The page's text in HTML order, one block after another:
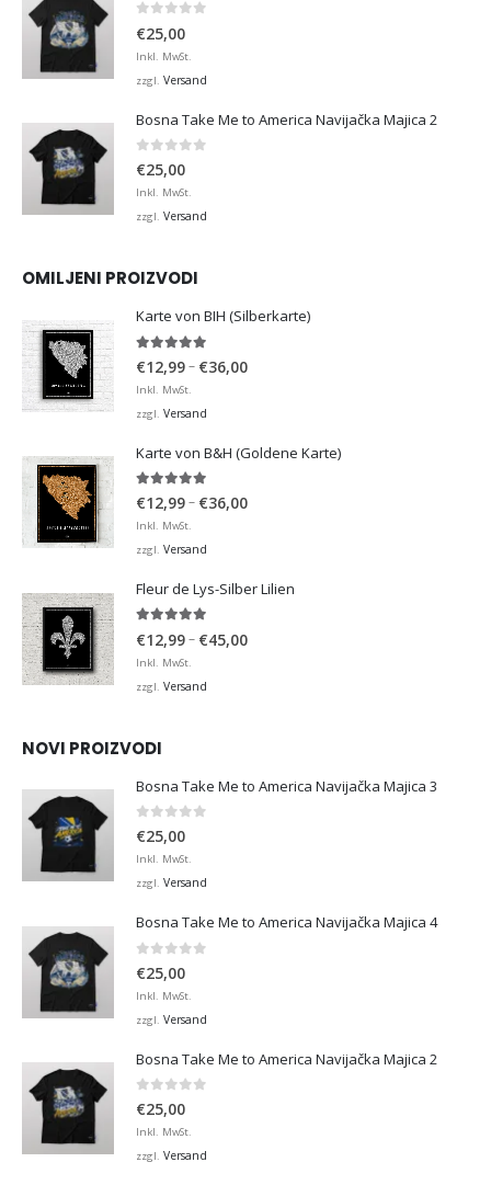
€25,00
Inkl. MwSt.
zzgl. Versand
Bosna Take Me to America Navijačka Majica 2
0 von 5
€25,00
Inkl. MwSt.
zzgl. Versand
OMILJENI PROIZVODI
Karte von BIH (Silberkarte)
€12,99– €36,00Preisspanne:
Inkl. MwSt.
zzgl. Versand
Karte von B&H (Goldene Karte)
4.98von 5
€12,99– €36,00Preisspanne:
Inkl. MwSt.
zzgl. Versand
Fleur de Lys-Silber Lilien
€12,99– €45,00Preisspanne:
Inkl. MwSt.
zzgl. Versand
NOVI PROIZVODI
Bosna Take Me to America Navijačka Majica 3
0 von 5
€25,00
Inkl. MwSt.
zzgl. Versand
Bosna Take Me to America Navijačka Majica 4
€25,00
Inkl. MwSt.
zzgl. Versand
Bosna Take Me to America Navijačka Majica 2
0 von 5
€25,00
Inkl. MwSt.
zzgl. Versand